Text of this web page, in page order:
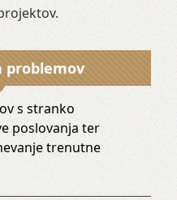
s stranko
poslovanja ter
trenutne